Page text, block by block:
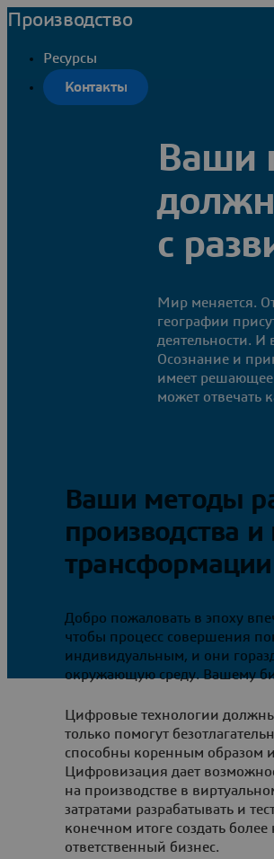
Производство
Ресурсы
Контакты
Ваши
с
Мир меняется.
географии
деятельности.
Осознание и
имеет решающее
может отвечать
Ваши методы
производства
трансформации
Добро пожаловать в эпоху
чтобы процесс совершения
индивидуальным, и они
окружающую среду. Вашему
Цифровые технологии
только помогут
способны коренным образом
Цифровизация дает
на производстве в
затратами разрабатывать и
конечном итоге создать
ответственный бизнес.